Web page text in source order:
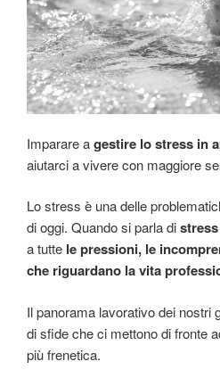
Imparare agestire lo stress in
aiutarci a vivere con maggiore
Lo stress è una delle
di oggi. Quando si parla di
a tutte le pressioni, le
che riguardano la vita
Il panorama lavorativo dei nostri
di sfide che ci mettono di fronte
più frenetica.